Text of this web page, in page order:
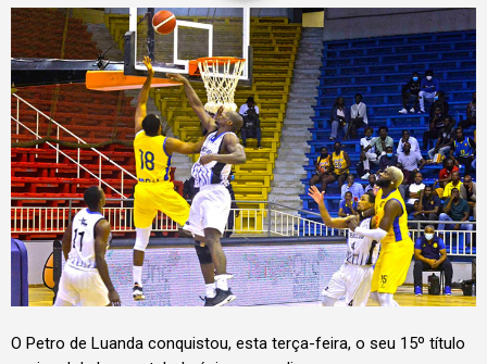
O Petro de Luanda conquistou, esta terça-feira, o seu 15º título